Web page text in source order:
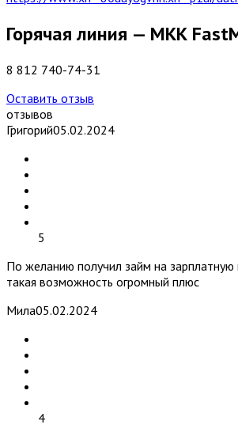
Горячая линия — МКК
8 812 740-74-31
Оставить отзыв
отзывов
Григорий05.02.2024
5
По желанию получил займ на зарплатную
такая возможность огромный плюс
Мила05.02.2024
4